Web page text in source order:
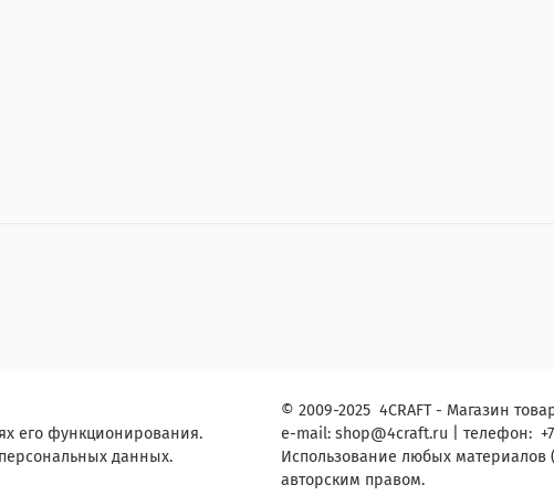
его функционирования.
данных.
© 2009-2025 4CRAFT - Магазин
e-mail: shop@4craft.ru | телефон:
Использование любых материалов
авторским правом.